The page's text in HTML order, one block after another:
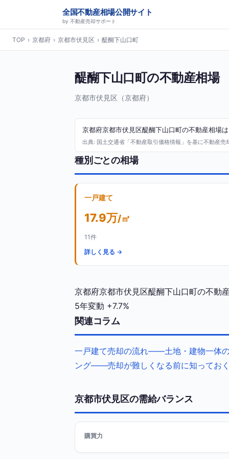
全国不動産相場公開サイト
by 不動産売却サポート
TOP › 京都府 › 京都市伏見区 › 醍醐下山口町
醍醐下山口町の不動産相場
京都市伏見区（京都府）
京都府京都市伏見区醍醐下山口町の不動産相場
出典: 国土交通省「不動産取引価格情報」を基に不動産
種別ごとの相場
一戸建て
17.9万/㎡
11件
詳しく見る →
京都府京都市伏見区醍醐下山口町の不動
5年変動 +7.7%
関連コラム
一戸建て売却の流れ——土地・建物一体
ング——売却が難しくなる前に知ってお
京都市伏見区の需給バランス
購買力